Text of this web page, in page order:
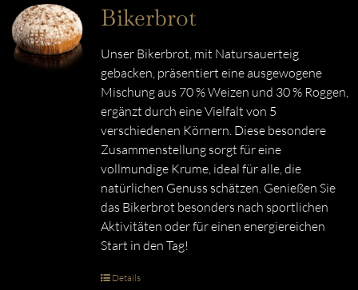
Bikerbrot
Unser Bikerbrot, mit Natursauerteig
gebacken, präsentiert eine ausgewogene
Mischung aus 70 % Weizen und 30 % Roggen,
ergänzt durch eine Vielfalt von 5
verschiedenen Körnern. Diese besondere
Zusammenstellung sorgt für eine
vollmundige Krume, ideal für alle, die
natürlichen Genuss schätzen. Genießen Sie
das Bikerbrot besonders nach sportlichen
Aktivitäten oder für einen energiereichen
Start in den Tag!
Details